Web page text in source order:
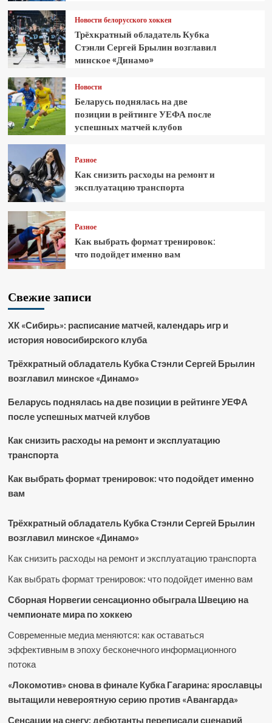
Новости белорусского хоккея
Трёхкратный обладатель Кубка
Стэнли Сергей Брылин возглавил
минское «Динамо»
Новости
Беларусь поднялась на две
позиции в рейтинге УЕФА после
успешных матчей клубов
Разное
Как снизить расходы на ремонт и
эксплуатацию транспорта
Разное
Как выбрать формат тренировок:
что подойдет именно вам
Свежие записи
ХК «Сибирь»: расписание матчей, календарь игр и
история новосибирского клуба
Трёхкратный обладатель Кубка Стэнли Сергей Брылин
возглавил минское «Динамо»
Беларусь поднялась на две позиции в рейтинге УЕФА
после успешных матчей клубов
Как снизить расходы на ремонт и эксплуатацию
транспорта
Как выбрать формат тренировок: что подойдет именно
вам
Трёхкратный обладатель Кубка Стэнли Сергей Брылин
возглавил минское «Динамо»
Как снизить расходы на ремонт и эксплуатацию транспорта
Как выбрать формат тренировок: что подойдет именно вам
Сборная Норвегии сенсационно обыграла Швецию на
чемпионате мира по хоккею
Современные медиа меняются: как оставаться
эффективным в эпоху бесконечного информационного
потока
«Локомотив» снова в финале Кубка Гагарина: ярославцы
вытащили невероятную серию против «Авангарда»
Сенсации на снегу: дебютанты переписали сценарий